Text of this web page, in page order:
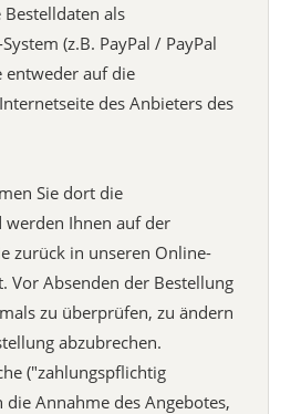
als
(z.B. PayPal / PayPal
entweder auf die
des Anbieters des
Sie dort die
werden Ihnen auf der
zurück in unseren Online-
Vor Absenden der Bestellung
zu überprüfen, zu ändern
abzubrechen.
("zahlungspflichtig
Annahme des Angebotes,